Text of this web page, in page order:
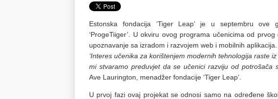
Estonska fondacija ‘Tiger Leap’ je u septembru ove
‘ProgeTiiger’. U okviru ovog programa učenicima od
upoznavanje sa izradom i razvojem web i mobilnih aplikacija.
‘Interes učenika za korištenjem modernih tehnologija raste
mi stvaramo preduvjet da se učenici razviju od potrošača
Ave Laurington, menadžer fondacije ‘Tiger Leap’.
U prvoj fazi ovaj projekat se odnosi samo na određene